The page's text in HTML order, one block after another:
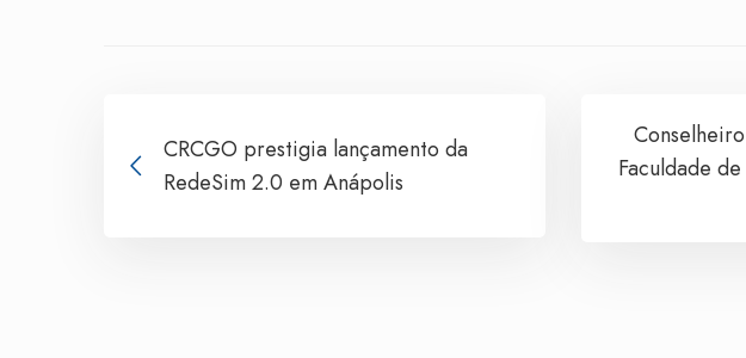
CRCGO prestigia lançamento da
RedeSim 2.0 em Anápolis
Faculdade